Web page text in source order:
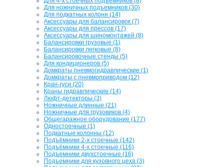
Для ножничных подъемников (30)
Для подкатных колонн (14)
Аксессуары для балансировок (7)
Аксессуары для прессов (17)
Аксессуары для шиномонтажей (8)
Балансировки грузовые (1)
Балансировки легковые (8)
Балансировочные стенды (5)
Для кондиционеров (5)
Домкраты пневмогидравлические (1)
Домкраты с пневмоприводом (12)
Кран-гуси (20)
Краны гидравлические (14)
Люфт-детекторы (3)
Ножничные длинные (21)
Ножничные для грузовиков (4)
Общегаражное оборудование (177)
Одностоечные (1)
Подкатные колонны (12)
Подъёмники 2-х стоечные (142)
Подъёмники 4-х стоечные (116)
Подъемники двухстоечные (16)
Подъемники для кузовного цеха (3)